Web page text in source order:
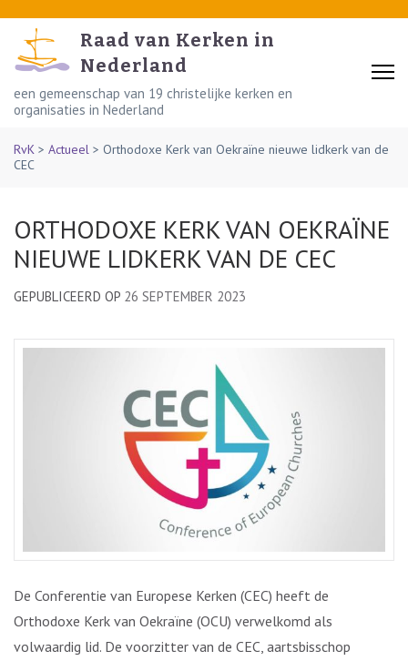
content
(Press
Enter)
Raad van Kerken in
Nederland
een gemeenschap van 19 christelijke kerken en
organisaties in Nederland
RvK > Actueel > Orthodoxe Kerk van Oekraïne nieuwe lidkerk van de
CEC
ORTHODOXE KERK VAN OEKRAÏNE
NIEUWE LIDKERK VAN DE CEC
GEPUBLICEERD OP 26 SEPTEMBER 2023
De Conferentie van Europese Kerken (CEC) heeft de
Orthodoxe Kerk van Oekraïne (OCU) verwelkomd als
volwaardig lid. De voorzitter van de CEC, aartsbisschop